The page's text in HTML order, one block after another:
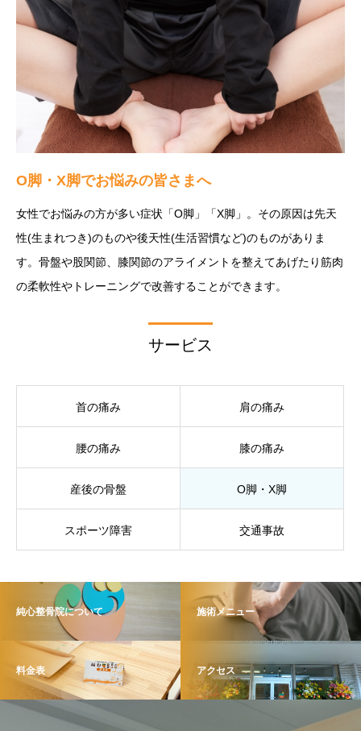
O脚・X脚でお悩みの皆さまへ
女性でお悩みの方が多い症状「O脚」「X脚」。その原因は先天
性(生まれつき)のものや後天性(生活習慣など)のものがありま
す。骨盤や股関節、膝関節のアライメントを整えてあげたり筋肉
の柔軟性やトレーニングで改善することができます。
サービス
首の痛み 肩の痛み
腰の痛み 膝の痛み
産後の骨盤 O脚・X脚
スポーツ障害 交通事故
純心整骨院について 施術メニュー
料金表 アクセス